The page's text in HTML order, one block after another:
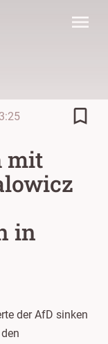
menu
bookmark_border
mit
in
der AfD sinken